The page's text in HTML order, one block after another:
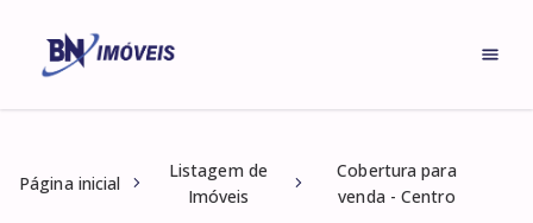
Página inicial
Listagem de
Imóveis
Cobertura para
venda - Centro